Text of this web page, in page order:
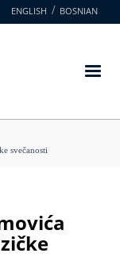
ENGLISH BOSNIAN
svečanosti